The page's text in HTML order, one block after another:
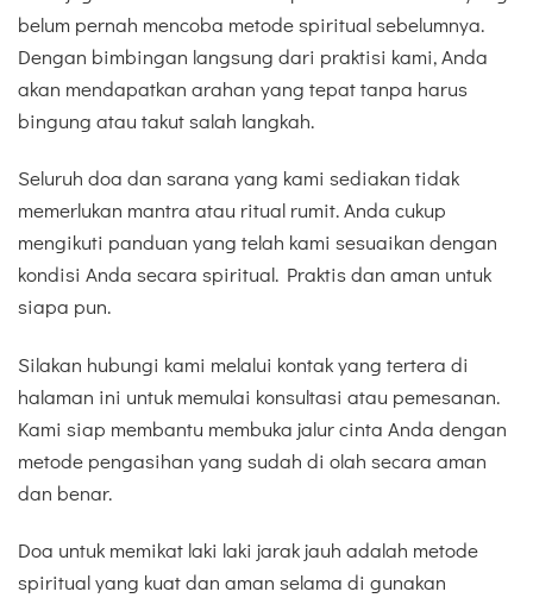
belum pernah mencoba metode spiritual sebelumnya.
Dengan bimbingan langsung dari praktisi kami, Anda
akan mendapatkan arahan yang tepat tanpa harus
bingung atau takut salah langkah.
Seluruh doa dan sarana yang kami sediakan tidak
memerlukan mantra atau ritual rumit. Anda cukup
mengikuti panduan yang telah kami sesuaikan dengan
kondisi Anda secara spiritual. Praktis dan aman untuk
siapa pun.
Silakan hubungi kami melalui kontak yang tertera di
halaman ini untuk memulai konsultasi atau pemesanan.
Kami siap membantu membuka jalur cinta Anda dengan
metode pengasihan yang sudah di olah secara aman
dan benar.
Doa untuk memikat laki laki jarak jauh adalah metode
spiritual yang kuat dan aman selama di gunakan